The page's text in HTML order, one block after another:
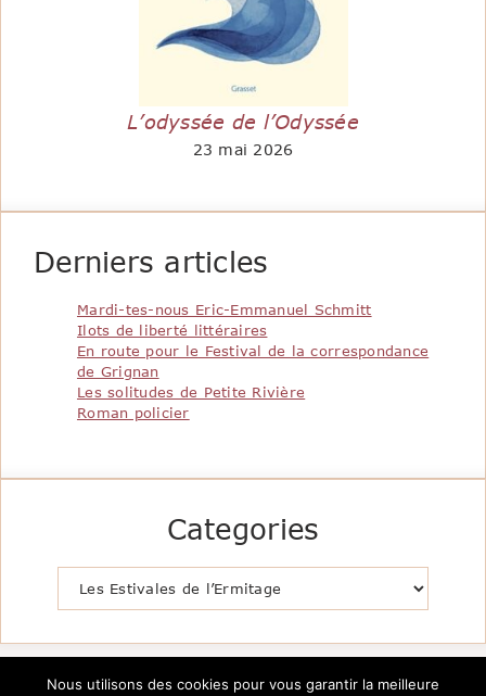
L’odyssée de l’Odyssée
23 mai 2026
Derniers articles
Mardi-tes-nous Eric-Emmanuel Schmitt
Ilots de liberté littéraires
En route pour le Festival de la correspondance
de Grignan
Les solitudes de Petite Rivière
Roman policier
Categories
Nous utilisons des cookies pour vous garantir la meilleure